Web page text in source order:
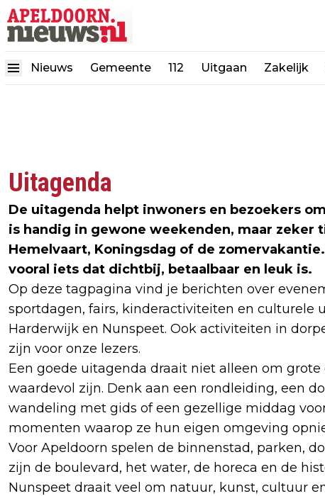
Nieuws Gemeente 112 Uitgaan Zakelijk
Uitagenda
De uitagenda helpt inwoners en bezoekers
is handig in gewone weekenden, maar zeker
Hemelvaart, Koningsdag of de
vooral iets dat dichtbij, betaalbaar en leuk is.
Op deze tagpagina vind je berichten over
sportdagen, fairs, kinderactiviteiten en culturele
Harderwijk en Nunspeet. Ook activiteiten in
zijn voor onze lezers.
Een goede uitagenda draait niet alleen om
waardevol zijn. Denk aan een rondleiding, een
wandeling met gids of een gezellige middag
momenten waarop ze hun eigen omgeving
Voor Apeldoorn spelen de binnenstad, parken,
zijn de boulevard, het water, de horeca en de
Nunspeet draait veel om natuur, kunst, cultuur